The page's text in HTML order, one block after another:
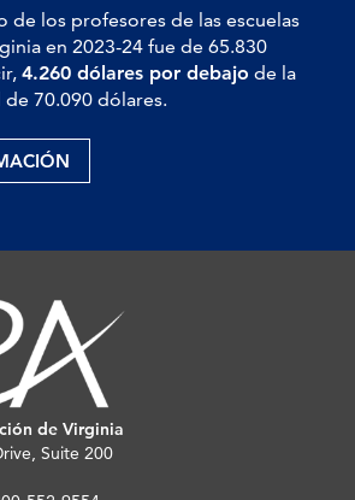
de los profesores de las escuelas
en 2023-24 fue de 65.830
4.260 dólares por debajo de la
70.090 dólares.
de Virginia
Suite 200